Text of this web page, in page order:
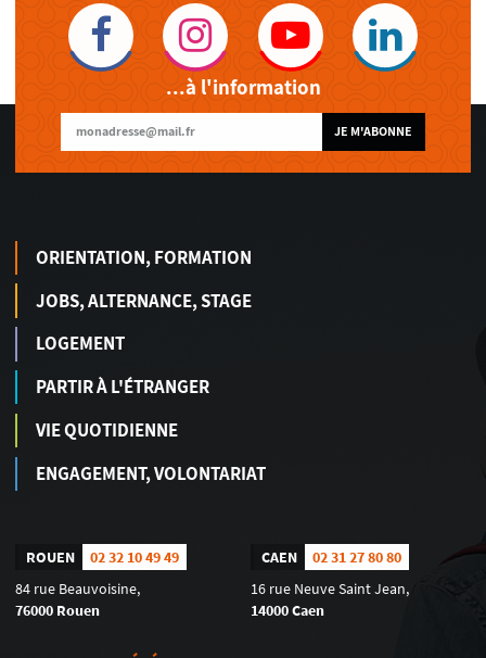
...à l'information
JE M'ABONNE
ORIENTATION, FORMATION
JOBS, ALTERNANCE, STAGE
LOGEMENT
PARTIR À L'ÉTRANGER
VIE QUOTIDIENNE
ENGAGEMENT, VOLONTARIAT
ROUEN
02 32 10 49 49
84 rue Beauvoisine,
76000 Rouen
CAEN
02 31 27 80 80
16 rue Neuve Saint Jean,
14000 Caen